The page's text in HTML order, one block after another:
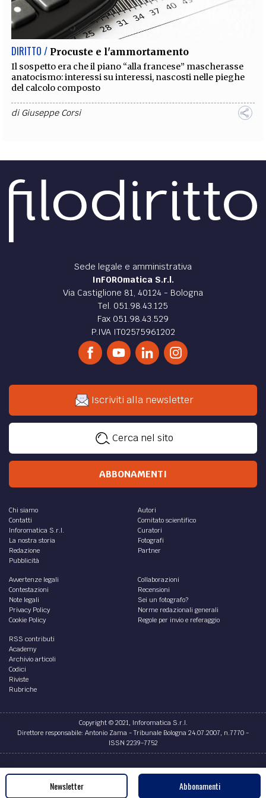
EXTRA
CODICI RUBRICHE LIBRI PROCEEDINGS
SOCIAL MEDIA
DIRITTO / Procuste e l'ammortamento
Il sospetto era che il piano “alla francese” mascherasse
anatocismo: interessi su interessi, nascosti nelle pieghe
del calcolo composto
diGiuseppe Corsi
Sede legale e amministrativa
InFOROmatica S.r.l.
Via Castiglione 81, 40124 - Bologna
Tel. 051.98.43.125
Fax 051.98.43.529
P.IVA IT02575961202
Iscriviti alla newsletter
Cerca nel sito
ABBONAMENTI
Chi siamo
Contatti
Inforomatica S.r.l.
La nostra storia
Redazione
Pubblicità
Autori
Comitato scientifico
Curatori
Fotografi
Partner
Avvertenze legali
Contestazioni
Note legali
Privacy Policy
Cookie Policy
Collaborazioni
Recensioni
Sei un fotografo?
Norme redazionali generali
Regole per invio e referaggio
RSS contributi
Academy
Archivio articoli
Codici
Riviste
Rubriche
Copyright © 2021, Inforomatica S.r.l.
Direttore responsabile: Antonio Zama - Tribunale Bologna 24.07.2007, n.7770 -
ISSN 2239-7752
Credits
Newsletter Abbonamenti